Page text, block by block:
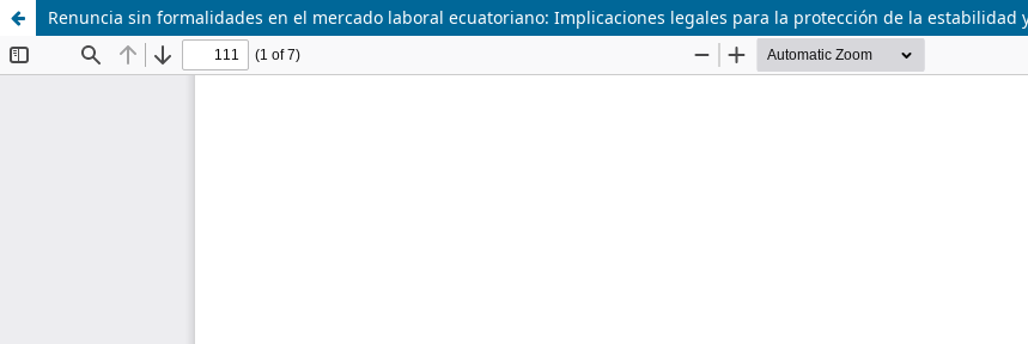
Renuncia sin formalidades en el mercado laboral ecuatoriano: Implicaciones legales para la protección de la estabilidad